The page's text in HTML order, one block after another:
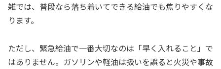
雑では、普段なら落ち着いてできる給油でも焦りやすくな
ります。
ただし、緊急給油で一番大切なのは「早く入れること」で
はありません。ガソリンや軽油は扱いを誤ると火災や事故